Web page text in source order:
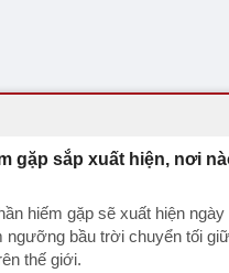
gặp sắp xuất hiện, nơi
hiếm gặp sẽ xuất hiện ngày
ngưỡng bầu trời chuyển tối
thế giới.